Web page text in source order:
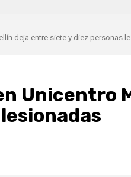
deja entre siete y diez personas
Unicentro